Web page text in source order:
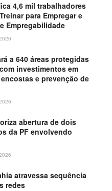
4,6 mil trabalhadores
para Empregar e
Empregabilidade
a 640 áreas protegidas
investimentos em
e prevenção de
abertura de dois
da PF envolvendo
atravessa sequência
redes